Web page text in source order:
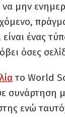
μην
ένας
όσες
το World
συνάρτηση
ενώ